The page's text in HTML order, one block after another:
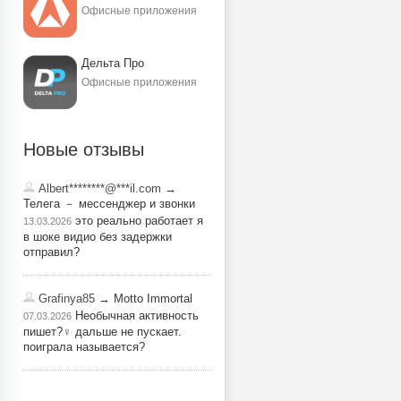
Офисные приложения
Дельта Про
Офисные приложения
Новые отзывы
Albert********@***il.com →
Телега － мессенджер и звонки
13.03.2026 это реально работает я
в шоке видио без задержки
отправил?
Grafinya85 → Motto Immortal
07.03.2026 Необычная активность
пишет?‍♀️ дальше не пускает.
поиграла называется?